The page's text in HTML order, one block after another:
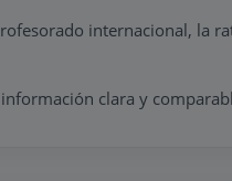
internacional, la
clara y